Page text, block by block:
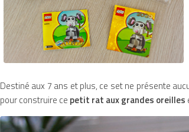
Destiné aux 7 ans et plus, ce set ne présente
pour construire ce petit rat aux grandes oreilles